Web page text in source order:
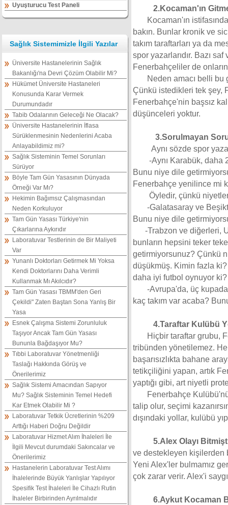
Uyuşturucu Test Paneli
Sağlık Sistemimizle İlgili Yazılar
Üniversite Hastanelerinin Sağlık
Bakanlığı'na Devri Çözüm Olabilir Mi?
Hükümet Üniversite Hastaneleri
Konusunda Karar Vermek
Durumundadır
Tabib Odalarının Geleceği Ne Olacak?
Üniversite Hastanelerinin İflasa
Sürüklenmesinin Nedenlerini Acaba
Anlayabildimiz mi?
Sağlık Sisteminin Temel Sorunları
Sürüyor
Böyle Tam Gün Yasasının Dünyada
Örneği Var Mı?
Hekimin Bağımsız Çalışmasından
Neden Korkuluyor
Tam Gün Yasası Türkiye'nin
Çıkarlarına Aykırıdır
Laboratuvar Testlerinin de Bir Maliyeti
Var
Yunanlı Doktorları Getirmek Mi Yoksa
Kendi Doktorlarını Daha Verimli
Kullanmak Mı Akılcıdır?
Tam Gün Yasası TBMM'den Geri
Çekildi" Zaten Baştan Sona Yanlış Bir
Yasa
Esnek Çalışma Sistemi Zorunluluk
Taşıyor Ancak Tam Gün Yasası
Bununla Bağdaşıyor Mu?
Tıbbi Laboratuvar Yönetmenliği
Taslağı Hakkında Görüş ve
Önerilerimiz
Sağlık Sistemi Amacından Sapıyor
Mu? Sağlık Sisteminin Temel Hedefi
Kar Etmek Olabilir Mi ?
Laboratuvar Tetkik Ücretlerinin %209
Arttığı Haberi Doğru Değildir
Laboratuvar Hizmet Alım İhaleleri İle
İlgili Mevcut durumdaki Sakıncalar ve
Önerilerimiz
Hastanelerin Laboratuvar Test Alımı
İhalelerinde Büyük Yanlışlar Yapılıyor
Spesifik Test İhaleleri İle Cihazlı Rutin
İhaleler Birbirinden Ayrılmalıdır
2.Kocaman'ın
Kocaman'ın
bakın. Bunlar kronik ve
takım taraftarları ya da
spor yazarlarıdır. Bazı
Fenerbahçeliler de
Neden amacı belli bu
Çünkü istedikleri tek şey,
Fenerbahçe'nin başsız
düşünceleri yoktur.
3.Sorulmayan
Aynı sözde spor
-Aynı Karabük, daha
Bunu niye dile
Fenerbahçe yenilince mi
Öyledir, çünkü
-Galatasaray ve
Bunu niye dile
-Trabzon ve diğerleri,
bunların hepsini teker
getirmiyorsunuz? Çünkü
düşükmüş. Kimin fazla
daha iyi futbol oynuyor ki?
-Avrupa'da, üç
kaç takım var acaba?
4.Taraftar Kulübü
Hiçbir taraftar grubu,
tribünden yönetilemez.
başarısızlıkta bahane
tetikçiliğini yapan, artık
yaptığı gibi, art niyetli
Fenerbahçe
talip olur, seçimi
dışındaki yollar, kulübü
5.Alex Olayı Bitmiştir,
ve destekleyen kişilerden
Yeni Alex'ler bulmamız
çok zarar verir. Alex'i
6.Aykut Kocaman Bir